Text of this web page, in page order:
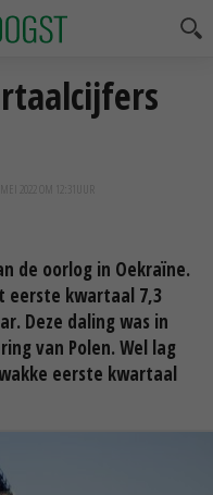
MEI 2022 OM 12:31
de oorlog in Oekraïne.
eerste kwartaal 7,3
Deze daling was in
van Polen. Wel lag
eerste kwartaal